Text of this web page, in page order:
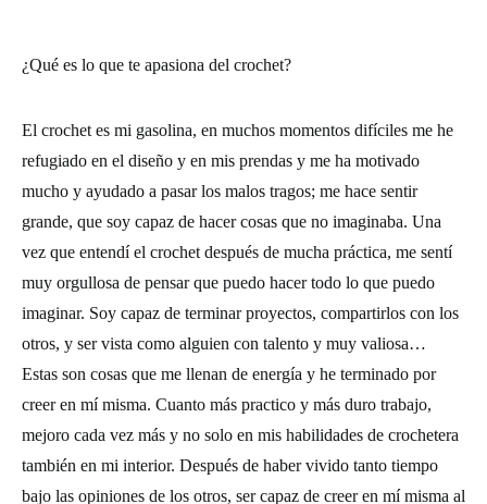
¿Qué es lo que te apasiona del crochet?
El crochet es mi gasolina, en muchos momentos difíciles me he
refugiado en el diseño y en mis prendas y me ha motivado
mucho y ayudado a pasar los malos tragos; me hace sentir
grande, que soy capaz de hacer cosas que no imaginaba. Una
vez que entendí el crochet después de mucha práctica, me sentí
muy orgullosa de pensar que puedo hacer todo lo que puedo
imaginar. Soy capaz de terminar proyectos, compartirlos con los
otros, y ser vista como alguien con talento y muy valiosa…
Estas son cosas que me llenan de energía y he terminado por
creer en mí misma. Cuanto más practico y más duro trabajo,
mejoro cada vez más y no solo en mis habilidades de crochetera
también en mi interior. Después de haber vivido tanto tiempo
bajo las opiniones de los otros, ser capaz de creer en mí misma al